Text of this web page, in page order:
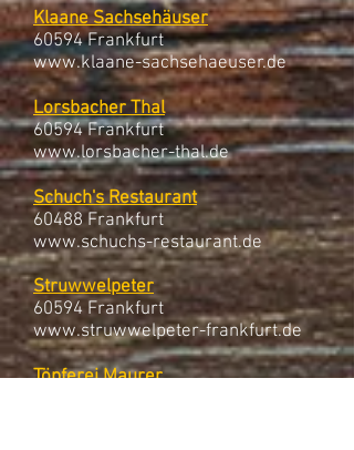
Klaane Sachsehäuser
60594 Frankfurt
www.klaane-sachsehaeuser.de
Lorsbacher Thal
60594 Frankfurt
www.lorsbacher-thal.de
Schuch's Restaurant
60488 Frankfurt
www.schuchs-restaurant.de
Struwwelpeter
60594 Frankfurt
www.struwwelpeter-frankfurt.de
Töpferei Maurer